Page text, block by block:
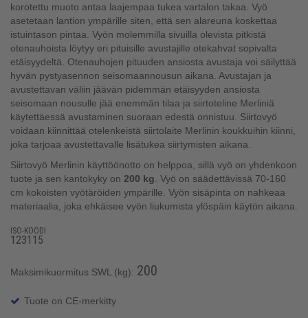
korotettu muoto antaa laajempaa tukea vartalon takaa. Vyö
asetetaan lantion ympärille siten, että sen alareuna koskettaa
istuintason pintaa. Vyön molemmilla sivuilla olevista pitkistä
otenauhoista löytyy eri pituisille avustajille otekahvat sopivalta
etäisyydeltä. Otenauhojen pituuden ansiosta avustaja voi säilyttää
hyvän pystyasennon seisomaannousun aikana. Avustajan ja
avustettavan väliin jäävän pidemmän etäisyyden ansiosta
seisomaan nousulle jää enemmän tilaa ja siirtoteline Merliniä
käytettäessä avustaminen suoraan edestä onnistuu. Siirtovyö
voidaan kiinnittää otelenkeistä siirtolaite Merlinin koukkuihin kiinni,
joka tarjoaa avustettavalle lisätukea siirtymisten aikana.
Siirtovyö Merlinin käyttöönotto on helppoa, sillä vyö on yhdenkoon
tuote ja sen kantokyky on 200 kg . Vyö on säädettävissä 70-160
cm kokoisten vyötäröiden ympärille. Vyön sisäpinta on nahkeaa
materiaalia, joka ehkäisee vyön liukumista ylöspäin käytön aikana.
ISO-KOODI
123115
Maksimikuormitus SWL (kg): 200
Tuote on CE-merkitty